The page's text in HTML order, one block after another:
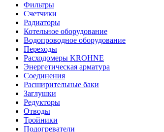
Фильтры
Счетчики
Радиаторы
Котельное оборудование
Водопроводное оборудование
Переходы
Расходомеры KROHNE
Энергетическая арматура
Соединения
Расширительные баки
Заглушки
Редукторы
Отводы
Тройники
Подогреватели